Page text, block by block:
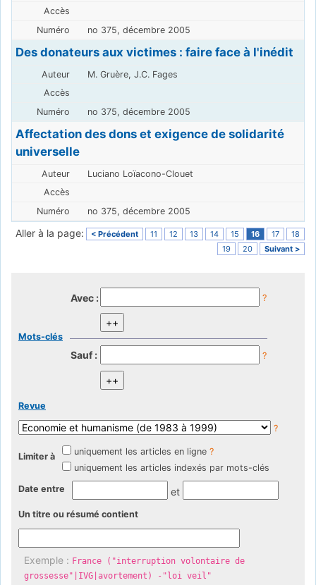
no 375, décembre 2005
Des donateurs aux victimes : faire face à l'inédit
M. Gruère, J.C. Fages
no 375, décembre 2005
Affectation des dons et exigence de solidarité
universelle
Luciano Loïacono-Clouet
no 375, décembre 2005
Aller à la page: < Précédent 11 12 13 14 15 16 17
18
19
20 Suivant >
Mots-clés
Avec : ?
Sauf : ?
Revue
?
Limiter à uniquement les articles en ligne ?
uniquement les articles indexés par mots-clés
Date entre et
Un titre ou résumé contient
Exemple : France ("interruption volontaire de
grossesse"|IVG|avortement) -"loi veil"